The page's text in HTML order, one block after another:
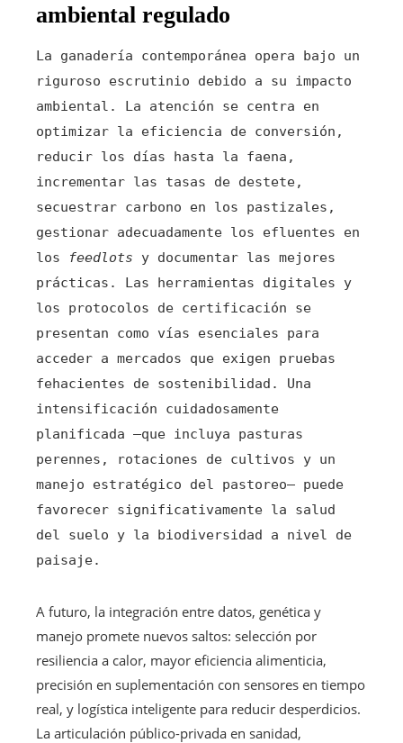
ambiental regulado
La ganadería contemporánea opera bajo un
riguroso escrutinio debido a su impacto
ambiental. La atención se centra en
optimizar la eficiencia de conversión,
reducir los días hasta la faena,
incrementar las tasas de destete,
secuestrar carbono en los pastizales,
gestionar adecuadamente los efluentes en
los
feedlots y documentar las mejores
prácticas. Las herramientas digitales y
los protocolos de certificación se
presentan como vías esenciales para
acceder a mercados que exigen pruebas
fehacientes de sostenibilidad. Una
intensificación cuidadosamente
planificada —que incluya pasturas
perennes, rotaciones de cultivos y un
manejo estratégico del pastoreo— puede
favorecer significativamente la salud
del suelo y la biodiversidad a nivel de
paisaje.
A futuro, la integración entre datos, genética y
manejo promete nuevos saltos: selección por
resiliencia a calor, mayor eficiencia alimenticia,
precisión en suplementación con sensores en tiempo
real, y logística inteligente para reducir desperdicios.
La articulación público-privada en sanidad,